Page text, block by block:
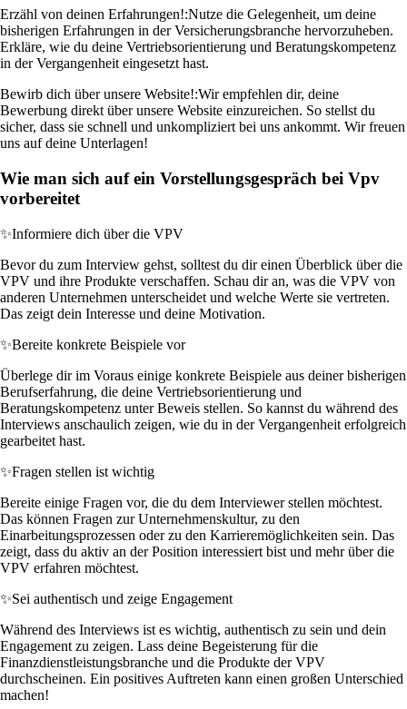
Erzähl von deinen Erfahrungen!:Nutze die Gelegenheit, um deine
bisherigen Erfahrungen in der Versicherungsbranche hervorzuheben.
Erkläre, wie du deine Vertriebsorientierung und Beratungskompetenz
in der Vergangenheit eingesetzt hast.
Bewirb dich über unsere Website!:Wir empfehlen dir, deine
Bewerbung direkt über unsere Website einzureichen. So stellst du
sicher, dass sie schnell und unkompliziert bei uns ankommt. Wir freuen
uns auf deine Unterlagen!
Wie man sich auf ein Vorstellungsgespräch bei Vpv
vorbereitet
✨Informiere dich über die VPV
Bevor du zum Interview gehst, solltest du dir einen Überblick über die
VPV und ihre Produkte verschaffen. Schau dir an, was die VPV von
anderen Unternehmen unterscheidet und welche Werte sie vertreten.
Das zeigt dein Interesse und deine Motivation.
✨Bereite konkrete Beispiele vor
Überlege dir im Voraus einige konkrete Beispiele aus deiner bisherigen
Berufserfahrung, die deine Vertriebsorientierung und
Beratungskompetenz unter Beweis stellen. So kannst du während des
Interviews anschaulich zeigen, wie du in der Vergangenheit erfolgreich
gearbeitet hast.
✨Fragen stellen ist wichtig
Bereite einige Fragen vor, die du dem Interviewer stellen möchtest.
Das können Fragen zur Unternehmenskultur, zu den
Einarbeitungsprozessen oder zu den Karrieremöglichkeiten sein. Das
zeigt, dass du aktiv an der Position interessiert bist und mehr über die
VPV erfahren möchtest.
✨Sei authentisch und zeige Engagement
Während des Interviews ist es wichtig, authentisch zu sein und dein
Engagement zu zeigen. Lass deine Begeisterung für die
Finanzdienstleistungsbranche und die Produkte der VPV
durchscheinen. Ein positives Auftreten kann einen großen Unterschied
machen!